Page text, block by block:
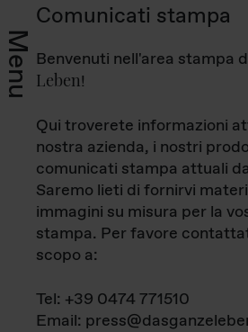
Menu
Comunicati stampa
Benvenuti nell'area stampa
Leben!
Qui troverete informazioni
nostra azienda, i nostri
comunicati stampa attuali
Saremo lieti di fornirvi
immagini su misura per la
stampa. Per favore
scopo a:
Tel: +39 0474 771510
Email: